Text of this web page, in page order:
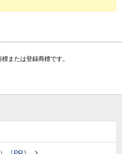
または登録商標です。